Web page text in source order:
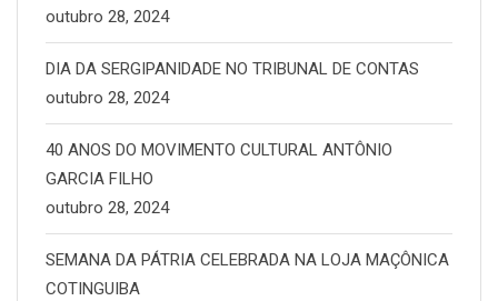
outubro 28, 2024
DIA DA SERGIPANIDADE NO TRIBUNAL DE CONTAS
outubro 28, 2024
40 ANOS DO MOVIMENTO CULTURAL ANTÔNIO
GARCIA FILHO
outubro 28, 2024
SEMANA DA PÁTRIA CELEBRADA NA LOJA MAÇÔNICA
COTINGUIBA